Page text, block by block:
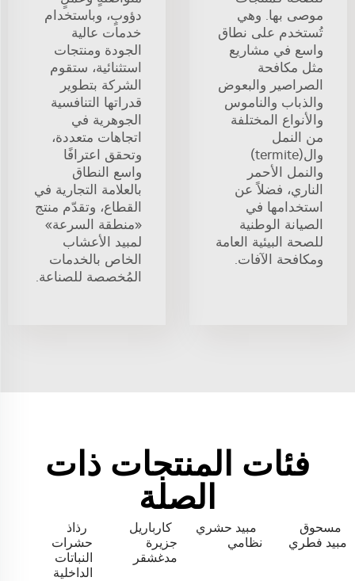
موصى بها. وهي
تُستخدم على نطاق
واسع في مشاريع
مثل مكافحة
الصراصير والبعوض
والذباب والناموس
والأنواع المختلفة
من النمل
وال(termite)
والنمل الأحمر
الناري، فضلاً عن
استخدامها في
الصيانة الوطنية
للصحة البيئية العامة
ومكافحة الآفات.
دؤوبٍ، وباستخدام
خدمات عالية
الجودة ومنتجات
استثنائية، ستقوم
الشركة بتطوير
قدراتها التنافسية
الجوهرية في
اتجاهات متعددة،
وتحقق اعترافًا
واسع النطاق
بالعلامة التجارية في
القطاع، وتقدّم منتج
«منطقة السرعة»
لمبيد الأعشاب
الخاص بالخدمات
المُخصصة للصناعة.
فئات المنتجات ذات
الصلة
مسحوق
مبيد فطري
مبيد حشري
نظامي
كارباريل
جزيرة
مدغشقر
رذاذ
حشرات
النباتات
الداخلية